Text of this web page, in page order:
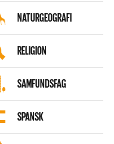
NATURGEOGRAFI
RELIGION
SAMFUNDSFAG
SPANSK